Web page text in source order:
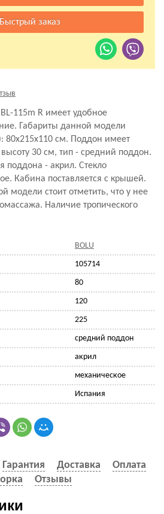
115m R имеет удобное
Габариты данной модели
80x215x110 см. Поддон имеет
30 см, тип - средний поддон.
поддона - акрил. Стекло
Кабина поставляется с крышей.
модели стоит отметить, что у нее
Наличие тропического
BOLU
105714
80
120
225
средний поддон
акрил
механическое
Испания
Гарантия Доставка
Оплата
Отзывы